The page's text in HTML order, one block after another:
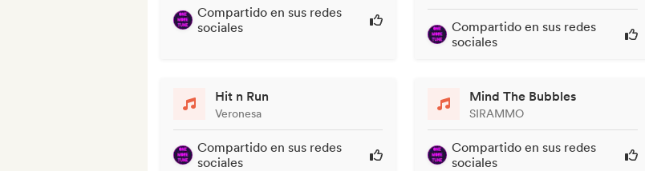
Compartido en sus redes
sociales
Compartido en sus redes
sociales
Hit n Run
Veronesa
Compartido en sus redes
sociales
Mind The Bubbles
SIRAMMO
Compartido en sus redes
sociales